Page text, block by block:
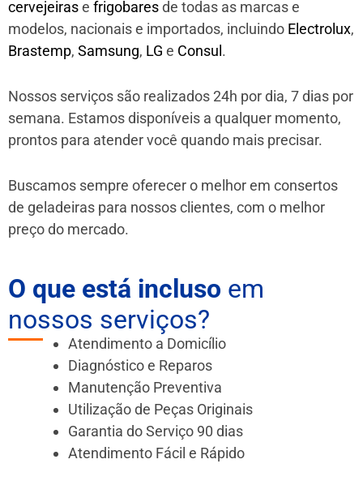
cervejeirase frigobaresde todas as marcas e
modelos, nacionais e importados, incluindo Electrolux,
Brastemp, Samsung, LG e Consul .
Nossos serviços são realizados 24h por dia, 7 dias por
semana. Estamos disponíveis a qualquer momento,
prontos para atender você quando mais precisar.
Buscamos sempre oferecer o melhor em consertos
de geladeiras para nossos clientes, com o melhor
preço do mercado.
O que está incluso em
nossos serviços?
Atendimento a Domicílio
Diagnóstico e Reparos
Manutenção Preventiva
Utilização de Peças Originais
Garantia do Serviço 90 dias
Atendimento Fácil e Rápido